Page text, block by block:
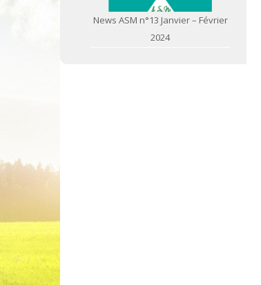
News ASM n°13 Janvier – Février
2024